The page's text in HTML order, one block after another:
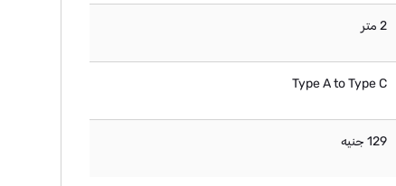
2 متر
Type A to Type C
129 جنيه